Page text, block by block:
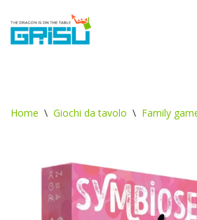
Vai
Home \ Giochi da tavolo \ Family